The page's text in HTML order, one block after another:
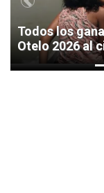
Todos los
Otelo 2026 al
Previous